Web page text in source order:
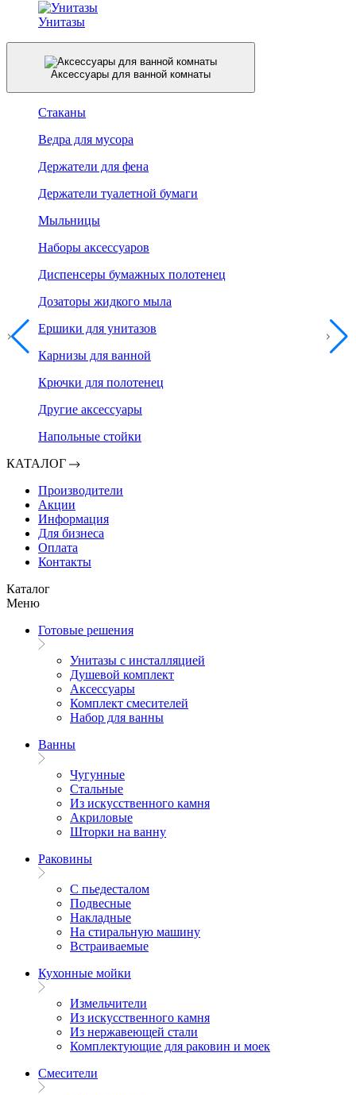
Унитазы
Аксессуары для ванной комнаты
Стаканы
Ведра для мусора
Держатели для фена
Держатели туалетной бумаги
Мыльницы
Наборы аксессуаров
Диспенсеры бумажных полотенец
Дозаторы жидкого мыла
Ершики для унитазов
Карнизы для ванной
Крючки для полотенец
Другие аксессуары
Напольные стойки
КАТАЛОГ
Производители
Акции
Информация
Для бизнеса
Оплата
Контакты
Каталог
Меню
Готовые решения
Унитазы с инсталляцией
Душевой комплект
Аксессуары
Комплект смесителей
Набор для ванны
Ванны
Чугунные
Стальные
Из искусственного камня
Акриловые
Шторки на ванну
Раковины
С пьедесталом
Подвесные
Накладные
На стиральную машину
Встраиваемые
Кухонные мойки
Измельчители
Из искусственного камня
Из нержавеющей стали
Комплектующие для раковин и моек
Смесители